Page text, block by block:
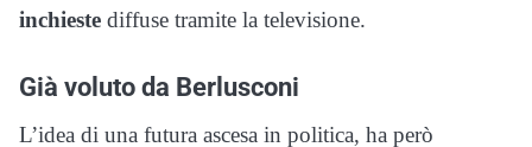
inchieste diffuse tramite la televisione.
Già voluto da Berlusconi
L’idea di una futura ascesa in politica, ha però